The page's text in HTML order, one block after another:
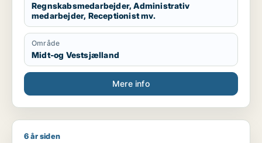
Regnskabsmedarbejder, Administrativ
medarbejder, Receptionist mv.
Område
Midt-og Vestsjælland
Mere info
Jeg søger job som marketingmedarbejder / sælger /
6 år siden